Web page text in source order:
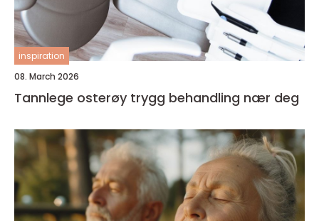
inspiration
08. March 2026
Tannlege osterøy trygg behandling nær deg